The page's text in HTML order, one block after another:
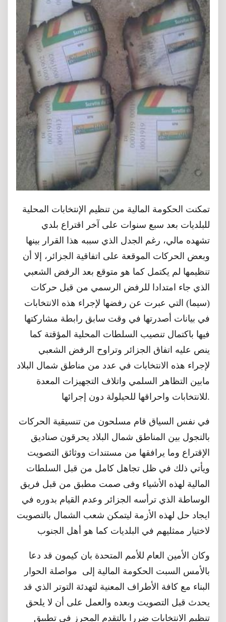
تمكنت الحكومة المالية من تنظيم الإنتخابات المحلية
للبلديات بعد سبع سنوات على آخر اقتراع بلدي
تشهده مالي، رغم الجدل الذي سببه هذا القرار بينها
وبعض الحركات الموقعة على اتفاقية الجزائر، إلا أن
تنظيمها لم يكتمل كما هو متوقع بعد الرفض الشعبي
الذي جاء امتدادا للرفض الرسمي من قبل حركات
(سيما) التي عبرت عن رفضها لإجراء هذه الانتخابات
في بيانات أصدرتها في وقت سابق رابطة مشاركتها
فيها باكتمال تنصيب السلطات المحلية المؤقتة كما
ينص عليه اتفاق الجزائر وتراوح الرفض الشعبي
لإجراء هذه الانتخابات في عدد من مناطق شمال البلاد
مابين التظاهر السلمي واتلاف التجهيزات المعدة
للانتخابات واحراقها للحيلولة دون إجرائها.
في نفس السياق قام مسلحون من تنسيقية الحركات
بالتجول بين المناطق شمال البلاد يحرقون صناديق
الإقتراع وما يرافقها من مستندات ووثائق التصويت
ويأتي ذلك في ظل تجاهل كامل من قبل السلطات
المالية لهذه الأشياء وفى صمت مطبق من قبل فريق
الوساطة الذي ترأسه الجزائر وعدم القيام بدوره في
ايجاد حل لهذه الأزمة ليتمكن شعب الشمال بالتصويت
لاختيار ممثليهم في البلديات كما هو أهل الجنوب
بالأمس السبت الحكومة المالية إلى مواصلة الحوار
البناء مع كافة الأطراف المعنية لتهدئة التوتر الذي قد
يحدث قبل التصويت وبعده والعمل على أن لا يلحق
تنظيم الانتخابات ضررا بالتقدم المحرز في تطبيق